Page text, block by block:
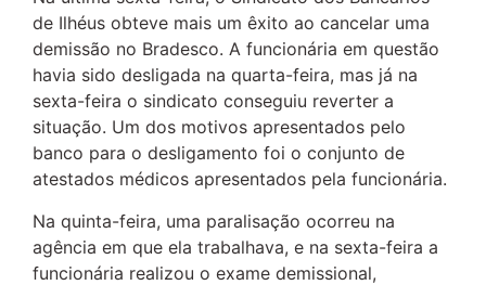
de Ilhéus obteve mais um êxito ao cancelar uma
demissão no Bradesco. A funcionária em questão
havia sido desligada na quarta-feira, mas já na
sexta-feira o sindicato conseguiu reverter a
situação. Um dos motivos apresentados pelo
banco para o desligamento foi o conjunto de
atestados médicos apresentados pela funcionária.
Na quinta-feira, uma paralisação ocorreu na
agência em que ela trabalhava, e na sexta-feira a
funcionária realizou o exame demissional,